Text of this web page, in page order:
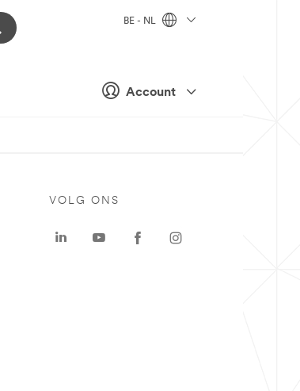
Account
BE - NL
VOLG ONS